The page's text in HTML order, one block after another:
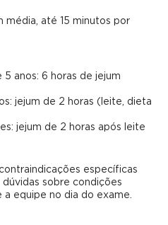
média, até 15 minutos por
5 anos:6 horas de jejum
jejum de 2 horas (leite, dieta
jejum de 2 horas após leite
específicas
sobre condições
a equipe no dia do exame.